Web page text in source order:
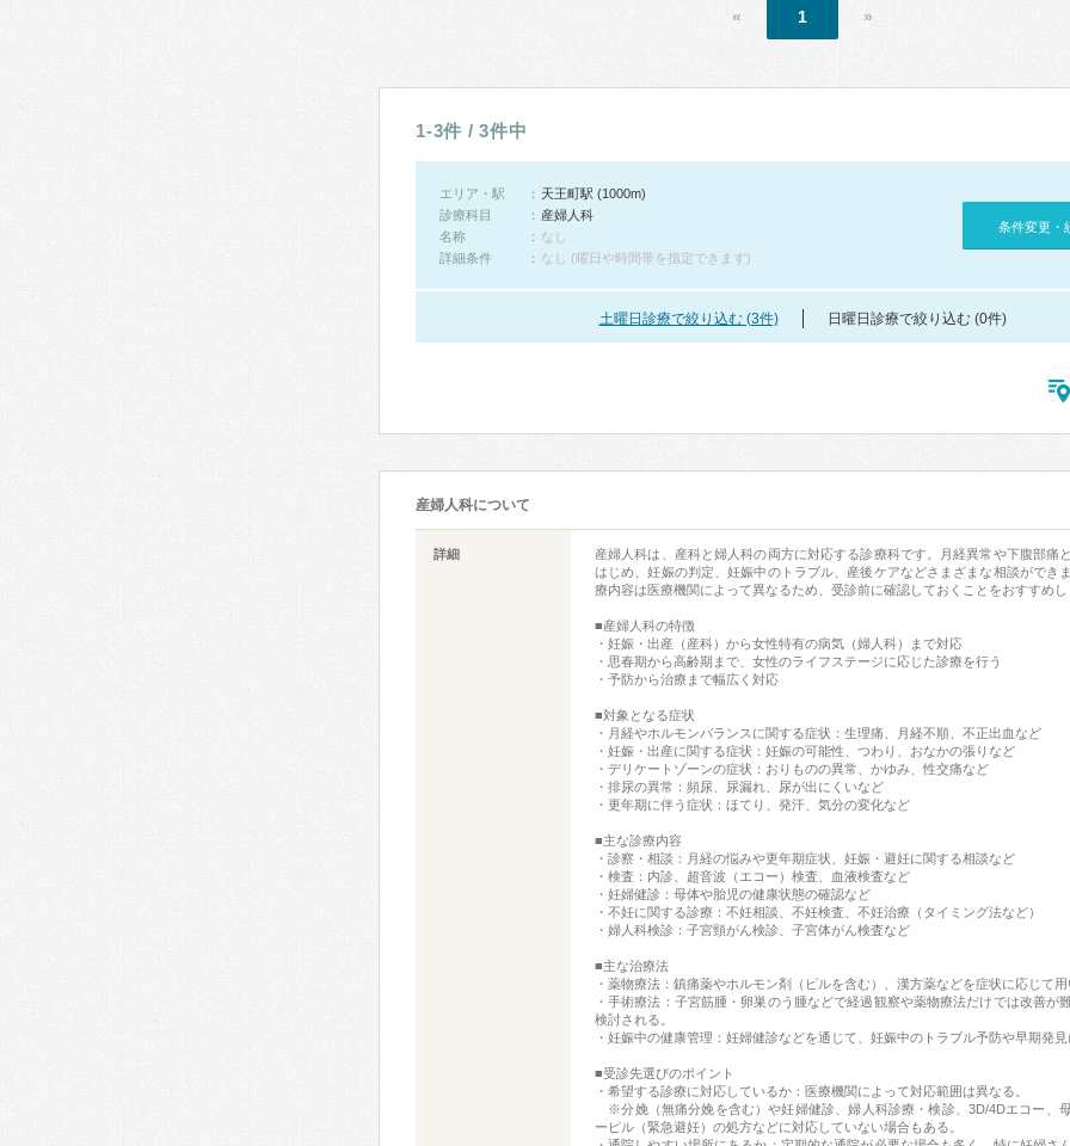
« 1 »
1-3件 / 3件中
エリア・駅
天王町駅 (1000m)
診療科目
産婦人科
名称
なし
詳細条件
なし (曜日や時間帯を指定できます)
条件変更・
土曜日診療で絞り込む (3件) 日曜日診療で絞り込む (0件)
産婦人科について
詳細
産婦人科は、産科と婦人科の両方に対応する診療科です。月経異常や下腹部痛
はじめ、妊娠の判定、妊娠中のトラブル、産後ケアなどさまざまな相談ができ
療内容は医療機関によって異なるため、受診前に確認しておくことをおすすめ
■産婦人科の特徴
・妊娠・出産（産科）から女性特有の病気（婦人科）まで対応
・思春期から高齢期まで、女性のライフステージに応じた診療を行う
・予防から治療まで幅広く対応
■対象となる症状
・月経やホルモンバランスに関する症状：生理痛、月経不順、不正出血など
・妊娠・出産に関する症状：妊娠の可能性、つわり、おなかの張りなど
・デリケートゾーンの症状：おりものの異常、かゆみ、性交痛など
・排尿の異常：頻尿、尿漏れ、尿が出にくいなど
・更年期に伴う症状：ほてり、発汗、気分の変化など
■主な診療内容
・診察・相談：月経の悩みや更年期症状、妊娠・避妊に関する相談など
・検査：内診、超音波（エコー）検査、血液検査など
・妊婦健診：母体や胎児の健康状態の確認など
・不妊に関する診療：不妊相談、不妊検査、不妊治療（タイミング法など）
・婦人科検診：子宮頸がん検診、子宮体がん検査など
■主な治療法
・薬物療法：鎮痛薬やホルモン剤（ピルを含む）、漢方薬などを症状に応じて
・手術療法：子宮筋腫・卵巣のう腫などで経過観察や薬物療法だけでは改善が
検討される。
・妊娠中の健康管理：妊婦健診などを通じて、妊娠中のトラブル予防や早期発
■受診先選びのポイント
・希望する診療に対応しているか：医療機関によって対応範囲は異なる。
※分娩（無痛分娩を含む）や妊婦健診、婦人科診療・検診、3D/4Dエコー、
ーピル（緊急避妊）の処方などに対応していない場合もある。